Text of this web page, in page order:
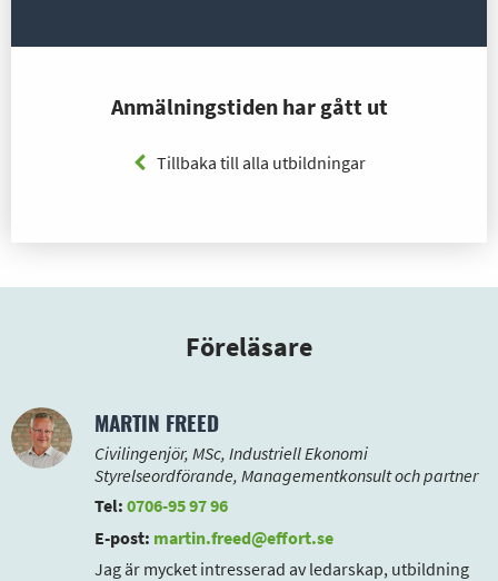
Anmälningstiden har gått ut
Tillbaka till alla utbildningar
Föreläsare
MARTIN FREED
Civilingenjör, MSc, Industriell Ekonomi
Styrelseordförande, Managementkonsult och partner
Tel: 0706-95 97 96
E-post: martin.freed@effort.se
Jag är mycket intresserad av ledarskap, utbildning